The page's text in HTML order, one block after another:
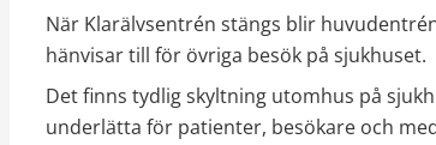
När Klarälvsentrén stängs blir
hänvisar till för övriga besök på sjukhuset.
Det finns tydlig skyltning utomhus på
underlätta för patienter, besökare och